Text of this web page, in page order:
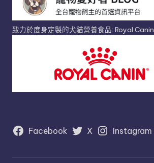
致力於度身定製的犬貓營養食品: Royal Canin
Facebook X Instagram